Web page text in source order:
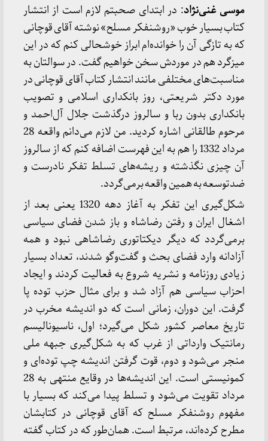
موسی غنی‌نژاد: در ابتدای صحبتم لازم است از انتشار
کتاب بسیار خوب «روشنفکر مسلح» نوشته آقای قوچانی
که به تازگی آن را خوانده‌ام ابراز خوشحالی کنم که در این
میزگرد هم در موردش سخن خواهیم گفت. در سوالتان به
مناسبت‌های مختلفی مانند انتشار کتاب آقای قوچانی در
مورد دکتر شریعتی، روز بانکداری اسلامی و تصویب
بانکداری بدون ربا و سالروز درگذشت جلال آل‌احمد و
مرحوم طالقانی اشاره کردید. من لازم می‌دانم واقعه 28
مرداد 1332 را هم به این فهرست اضافه کنم که از سالروز
آن چیزی نگذشته و ریشه‌های تسلط تفکر نادرست و
ضدتوسعه به همین واقعه برمی‌گردد.
شکل‌گیری این تفکر به آغاز دهه 1320 یعنی بعد از
اشغال ایران و رفتن رضاشاه و باز شدن فضای سیاسی
برمی‌گردد که دیگر دیکتاتوری رضاشاهی نبود و همه
آزادانه وارد فضای بحث و گفت‌وگو شدند، تعداد بسیار
زیادی روزنامه و نشریه شروع به فعالیت کردند و ایجاد
احزاب سیاسی هم آزاد شد و برای مثال حزب توده پا
گرفت. این دوران، زمانی است که دو اندیشه مخرب در
تاریخ معاصر کشور شکل می‌گیرد؛ اول، ناسیونالیسم
رمانتیک وارداتی از غرب که به شکل‌گیری جبهه ملی
منجر می‌شود و دوم، قوت گرفتن اندیشه چپ توده‌ای و
کمونیستی است. این اندیشه‌ها در وقایع منتهی به 28
مرداد تقویت می‌شود و تسلط پیدا می‌کند که بسیار با
مفهوم روشنفکر مسلح که آقای قوچانی در کتابشان
مطرح کرده‌اند، مرتبط است. همان‌طور که در کتاب گفته